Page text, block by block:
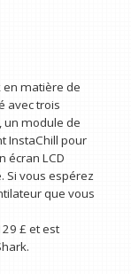
en matière de
avec trois
un module de
InstaChill pour
écran LCD
Si vous espérez
que vous
£ et est